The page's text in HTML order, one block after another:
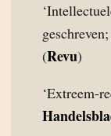
(Revu)
‘Extreem-